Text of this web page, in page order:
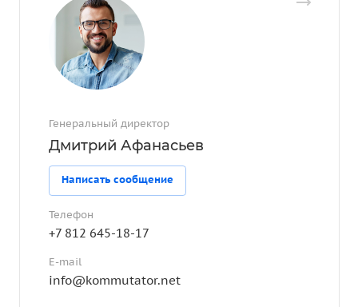
Генеральный директор
Дмитрий Афанасьев
Написать сообщение
Телефон
+7 812 645-18-17
E-mail
info@kommutator.net